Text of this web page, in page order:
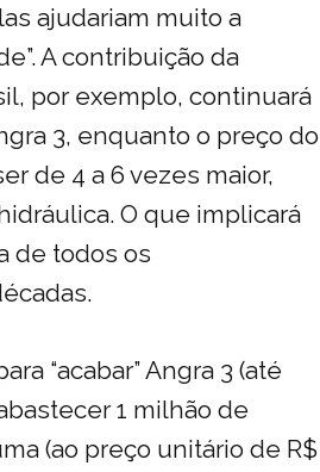
ajudariam muito a
A contribuição da
por exemplo, continuará
3, enquanto o preço do
de 4 a 6 vezes maior,
O que implicará
de todos os
“acabar” Angra 3 (até
1 milhão de
(ao preço unitário de R$